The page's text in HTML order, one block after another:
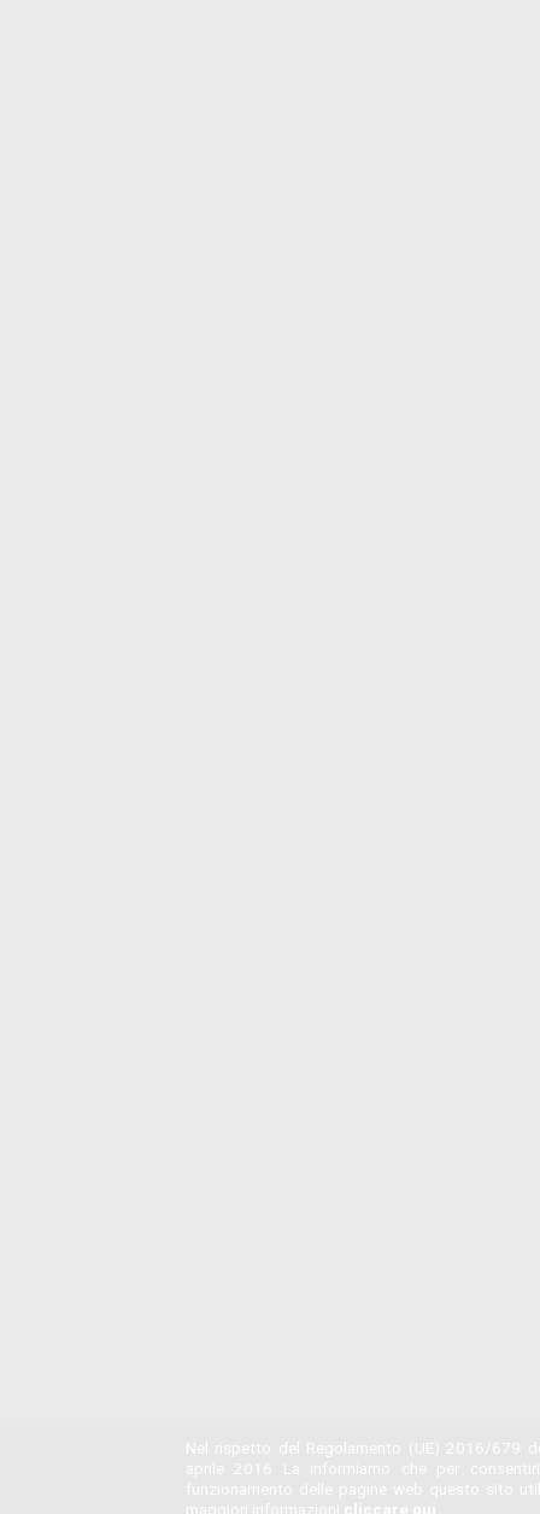
Nel rispetto del Regolamento (UE) 2016/679
aprile 2016 La informiamo che per
funzionamento delle pagine web questo sito
maggiori informazioni cliccare qui.